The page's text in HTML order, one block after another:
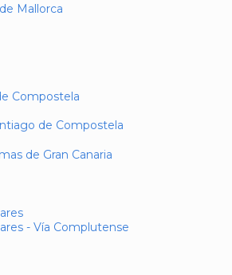
Mallorca
Compostela
de Compostela
de Gran Canaria
- Vía Complutense